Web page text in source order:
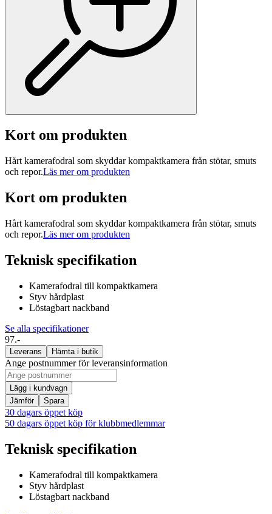
Kort om produkten
Hårt kamerafodral som skyddar kompaktkamera från stötar, smuts
och repor.Läs mer om produkten
Kort om produkten
Hårt kamerafodral som skyddar kompaktkamera från stötar, smuts
och repor.Läs mer om produkten
Teknisk specifikation
Kamerafodral till kompaktkamera
Styv hårdplast
Löstagbart nackband
Se alla specifikationer
97.-
Leverans Hämta i butik
Ange postnummer för leveransinformation
Lägg i kundvagn
Jämför
Spara
30 dagars öppet köp
50 dagars öppet köp för klubbmedlemmar
Teknisk specifikation
Kamerafodral till kompaktkamera
Styv hårdplast
Löstagbart nackband